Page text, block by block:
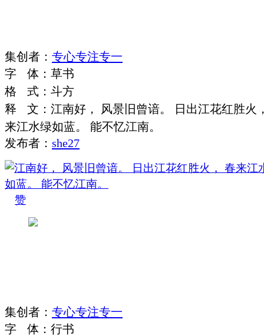
集创 者 ： 专心专注专一
字
体 ： 草书
格
式 ： 斗方
释
文 ： 江南好， 风景旧曾谙。 日出江花红胜火
来江水绿如蓝。 能不忆江南。
发布者： she27
赞
集创 者 ： 专心专注专一
字
体 ： 行书